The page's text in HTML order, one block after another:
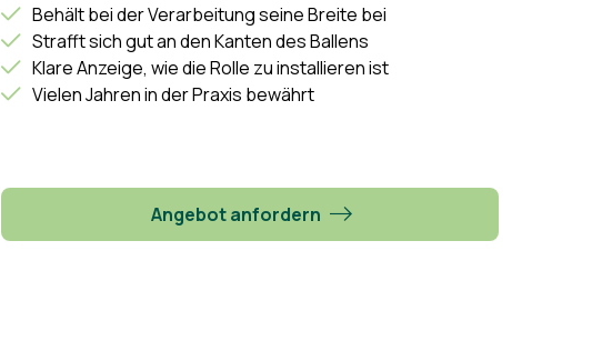
Behält bei der Verarbeitung seine Breite bei
Strafft sich gut an den Kanten des Ballens
Klare Anzeige, wie die Rolle zu installieren ist
Vielen Jahren in der Praxis bewährt
Angebot anfordern